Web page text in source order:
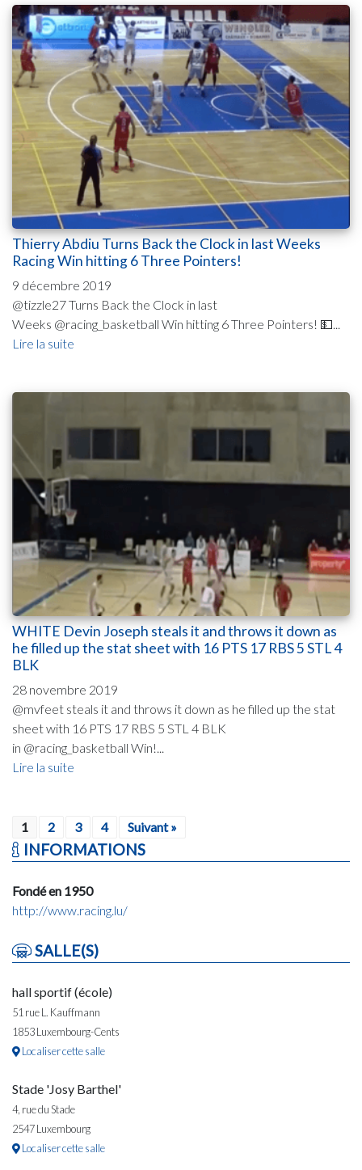
Thierry Abdiu Turns Back the Clock in last Weeks
Racing Win hitting 6 Three Pointers!
9 décembre 2019
@tizzle27 Turns Back the Clock in last
Weeks @racing_basketball Win hitting 6 Three Pointers! 💵...
Lire la suite
WHITE Devin Joseph steals it and throws it down as
he filled up the stat sheet with 16 PTS 17 RBS 5 STL 4
BLK
28 novembre 2019
@mvfeet steals it and throws it down as he filled up the stat
sheet with 16 PTS 17 RBS 5 STL 4 BLK
in @racing_basketball Win!...
Lire la suite
1 2 3 4 Suivant »
INFORMATIONS
Fondé en 1950
http://www.racing.lu/
SALLE(S)
hall sportif (école)
51 rue L. Kauffmann
1853 Luxembourg-Cents
Localiser cette salle
Stade 'Josy Barthel'
4, rue du Stade
2547 Luxembourg
Localiser cette salle